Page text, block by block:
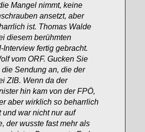
Mangel nimmt, keine
ansetzt, aber
ist. Thomas Walde
diesem berühmten
Interview fertig gebracht.
vom ORF. Gucken Sie
die Sendung an, die der
ZIB. Wenn da der
hin kam von der FPÖ,
aber wirklich so beharrlich
und war nicht nur auf
der wusste fast mehr als